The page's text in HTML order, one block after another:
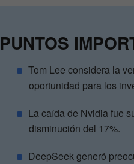
PUNTOS
Tom Lee considera la
oportunidad para los
La caída de Nvidia fue
disminución del 17%.
DeepSeek generó